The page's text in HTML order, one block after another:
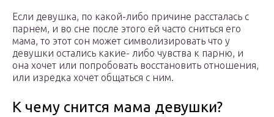
Если девушка, по какой-либо причине рассталась с
парнем, и во сне после этого ей часто сниться его
мама, то этот сон может символизировать что у
девушки остались какие- либо чувства к парню, и
она хочет или попробовать восстановить отношения,
или изредка хочет общаться с ним.
К чему снится мама девушки?